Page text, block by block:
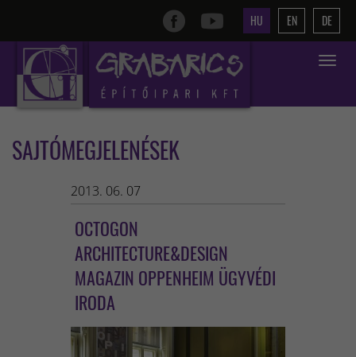
HU EN DE
Toggle
SAJTÓMEGJELENÉSEK
2013. 06. 07
OCTOGON
ARCHITECTURE&DESIGN
MAGAZIN OPPENHEIM ÜGYVÉDI
IRODA